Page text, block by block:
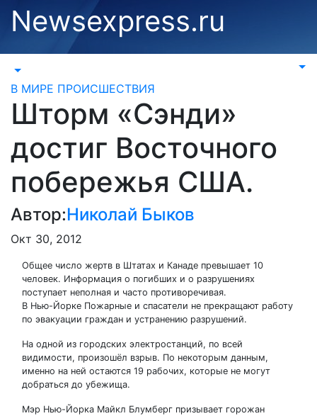
Перейти
содержимому
Newsexpress.ru
В МИРЕ ПРОИСШЕСТВИЯ
Шторм «Сэнди»
достиг Восточного
побережья США.
Автор:Николай Быков
Окт 30, 2012
Общее число жертв в Штатах и Канаде превышает 10
человек. Информация о погибших и о разрушениях
поступает неполная и часто противоречивая.
В Нью-Йорке Пожарные и спасатели не прекращают работу
по эвакуации граждан и устранению разрушений.
На одной из городских электростанций, по всей
видимости, произошёл взрыв. По некоторым данным,
именно на ней остаются 19 рабочих, которые не могут
добраться до убежища.
Мэр Нью-Йорка Майкл Блумберг призывает горожан